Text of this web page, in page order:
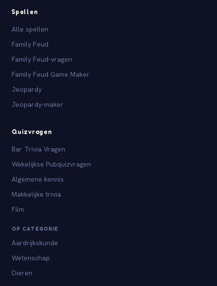
Spellen
Alle spellen
Family Feud
Family Feud-vragen
Family Feud Game Maker
Jeopardy
Jeopardy-maker
Quizvragen
Bar Trivia Vragen
Wekelijkse Pubquizvragen
Algemene kennis
Makkelijke trivia
Film
OP CATEGORIE
Aardrijkskunde
Wetenschap
Dieren